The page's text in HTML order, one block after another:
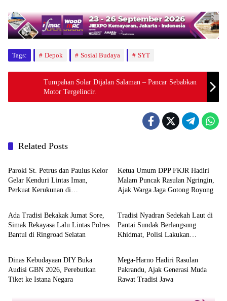
Tags: Depok Sosial Budaya SYT
Tumpahan Solar Dijalan Salaman – Pancar Sebabkan
Motor Tergelincir.
Related Posts
Berita
Paroki St. Petrus dan Paulus Kelor
Gelar Kenduri Lintas Iman,
Perkuat Kerukunan di
Ketua Umum DPP FKJR Hadiri
Malam Puncak Rasulan Ngringin,
Ajak Warga Jaga Gotong Royong
Berita
Ada Tradisi Bekakak Jumat Sore,
Simak Rekayasa Lalu Lintas Polres
Bantul di Ringroad Selatan
Berita
Tradisi Nyadran Sedekah Laut di
Pantai Sundak Berlangsung
Khidmat, Polisi Lakukan
Berita
Dinas Kebudayaan DIY Buka
Audisi GBN 2026, Perebutkan
Tiket ke Istana Negara
Berita
Mega-Harno Hadiri Rasulan
Pakrandu, Ajak Generasi Muda
Rawat Tradisi Jawa